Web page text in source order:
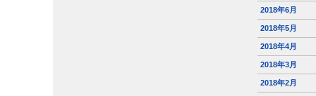
2018年6月
2018年5月
2018年4月
2018年3月
2018年2月